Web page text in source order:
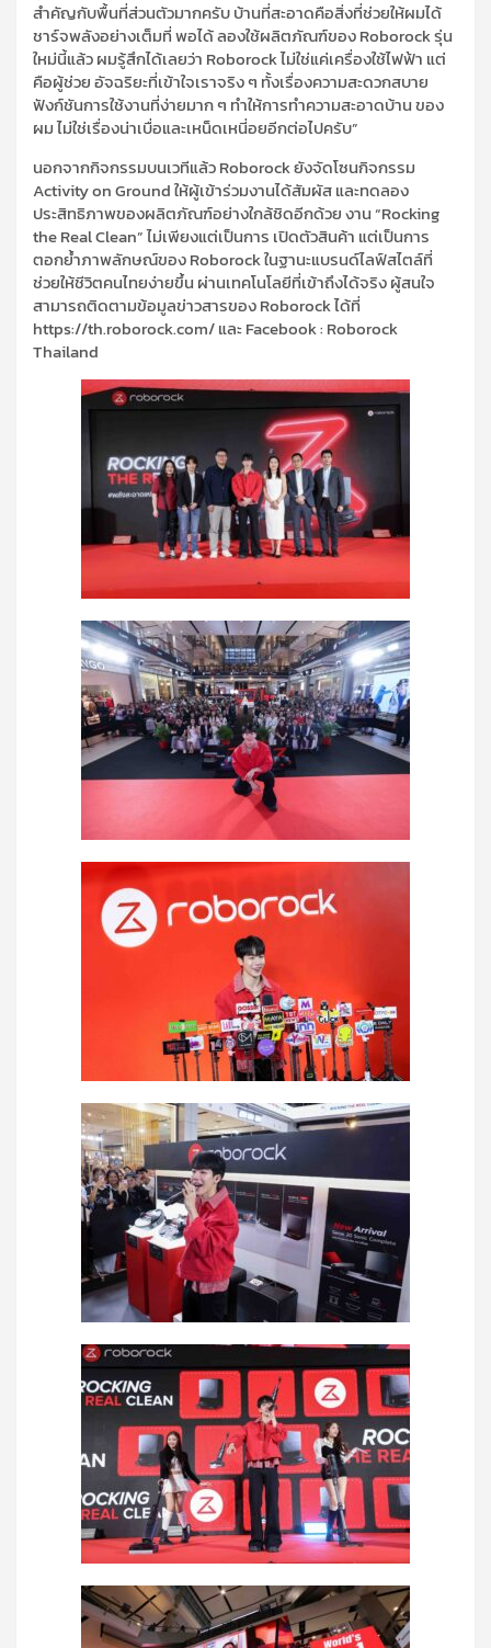
สำคัญกับพื้นที่ส่วนตัวมากครับ บ้านที่สะอาดคือสิ่งที่ช่วยให้ผมได้
ชาร์จพลังอย่างเต็มที่ พอได้ ลองใช้ผลิตภัณฑ์ของ Roborock รุ่น
ใหม่นี้แล้ว ผมรู้สึกได้เลยว่า Roborock ไม่ใช่แค่เครื่องใช้ไฟฟ้า แต่
คือผู้ช่วย อัจฉริยะที่เข้าใจเราจริง ๆ ทั้งเรื่องความสะดวกสบาย
ฟังก์ชันการใช้งานที่ง่ายมาก ๆ ทำให้การทำความสะอาดบ้าน ของ
ผม ไม่ใช่เรื่องน่าเบื่อและเหน็ดเหนี่อยอีกต่อไปครับ”
นอกจากกิจกรรมบนเวทีแล้ว Roborock ยังจัดโซนกิจกรรม
Activity on Ground ให้ผู้เข้าร่วมงานได้สัมผัส และทดลอง
ประสิทธิภาพของผลิตภัณฑ์อย่างใกล้ชิดอีกด้วย งาน “Rocking
the Real Clean” ไม่เพียงแต่เป็นการ เปิดตัวสินค้า แต่เป็นการ
ตอกย้ำภาพลักษณ์ของ Roborock ในฐานะแบรนด์ไลฟ์สไตล์ที่
ช่วยให้ชีวิตคนไทยง่ายขึ้น ผ่านเทคโนโลยีที่เข้าถึงได้จริง ผู้สนใจ
สามารถติดตามข้อมูลข่าวสารของ Roborock ได้ที่
https://th.roborock.com/ และ Facebook : Roborock
Thailand